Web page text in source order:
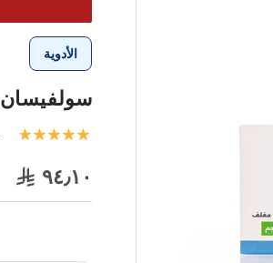
الأدوية
سولفيسان 5 مجم 30 قرص
تقييم:
٩٤٫١٠